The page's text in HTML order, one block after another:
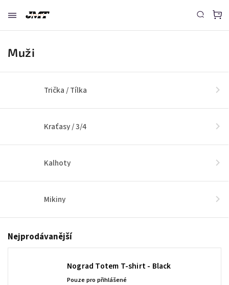
Muži
Trička / Tílka
Kraťasy / 3/4
Kalhoty
Mikiny
Nejprodávanější
Nograd Totem T-shirt - Black
Pouze pro přihlášené